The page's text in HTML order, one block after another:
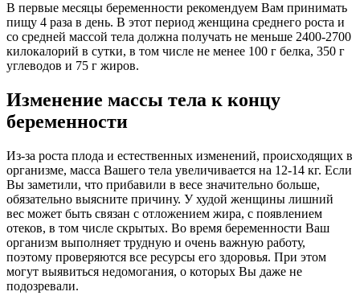
В первые месяцы беременности рекомендуем Вам принимать
пищу 4 раза в день. В этот период женщина среднего роста и
со средней массой тела должна получать не меньше 2400-2700
килокалорий в сутки, в том числе не менее 100 г белка, 350 г
углеводов и 75 г жиров.
Изменение массы тела к концу
беременности
Из-за роста плода и естественных изменений, происходящих в
организме, масса Вашего тела увеличивается на 12-14 кг. Если
Вы заметили, что прибавили в весе значительно больше,
обязательно выясните причину. У худой женщины лишний
вес может быть связан с отложением жира, с появлением
отеков, в том числе скрытых. Во время беременности Ваш
организм выполняет трудную и очень важную работу,
поэтому проверяются все ресурсы его здоровья. При этом
могут выявиться недомогания, о которых Вы даже не
подозревали.